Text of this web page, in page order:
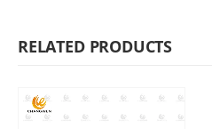
RELATED PRODUCTS